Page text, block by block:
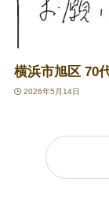
横浜市旭区 70
2026年5月14日